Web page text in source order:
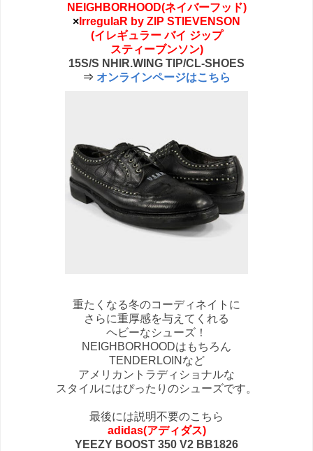
NEIGHBORHOOD(ネイバーフッド)
× IrregulaR by ZIP STIEVENSON
(イレギュラー バイ ジップ
スティーブンソン)
15S/S NHIR.WING TIP/CL-SHOES
⇒ オンラインページはこちら
重たくなる冬のコーディネイトに
さらに重厚感を与えてくれる
ヘビーなシューズ！
NEIGHBORHOODはもちろん
TENDERLOINなど
アメリカントラディショナルな
スタイルにはぴったりのシューズです。
最後には説明不要のこちら
adidas(アディダス)
YEEZY BOOST 350 V2 BB1826